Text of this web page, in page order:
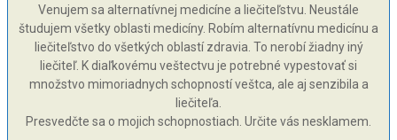
Venujem sa alternatívnej medicíne a liečiteľstvu. Neustále
študujem všetky oblasti medicíny. Robím alternatívnu medicínu a
liečiteľstvo do všetkých oblastí zdravia. To nerobí žiadny iný
liečiteľ. K diaľkovému veštectvu je potrebné vypestovať si
množstvo mimoriadnych schopností veštca, ale aj senzibila a
liečiteľa.
Presvedčte sa o mojich schopnostiach. Určite vás nesklamem.